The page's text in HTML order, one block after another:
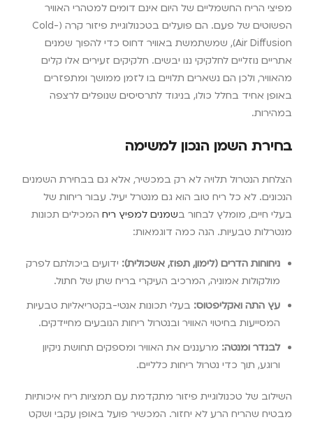
מפיצי הריח החשמליים של היום אינם דומים למטהרי האוויר
הפשוטים של פעם. הם פועלים בטכנולוגיית פיזור קרה (Cold-
Air Diffusion), שמשתמשת באוויר דחוס כדי להפוך שמנים
אתריים נוזליים לחלקיקי ננו יבשים. חלקיקים זעירים אלו קלים
מהאוויר, ולכן הם נשארים תלויים בו לזמן ממושך ומתפזרים
באופן אחיד בחלל כולו, בניגוד לתרסיסים שנופלים לרצפה
במהירות.
בחירת השמן הנכון למשימה
הצלחת הנטרול תלויה לא רק במכשיר, אלא גם בבחירת השמנים
הנכונים. לא כל ריח טוב הוא גם מנטרל יעיל. עבור ריחות של
בעלי חיים, מומלץ לבחור בשמנים למפיץ ריח המכילים תכונות
מנטרלות טבעיות. הנה כמה דוגמאות:
ניחוחות הדרים (לימון, תפוז, אשכולית): ידועים ביכולתם לפרק
מולקולות אמוניה, המרכיב העיקרי בריח שתן של חתול.
עץ התה ואקליפטוס: בעלי תכונות אנטי-בקטריאליות טבעיות
המסייעות בחיטוי האוויר ובנטרול ריחות הנובעים מחיידקים.
לבנדר ומנטה: מרעננים את האוויר ומספקים תחושת ניקיון
ורוגע, תוך כדי נטרול ריחות כלליים.
השילוב של טכנולוגיית פיזור מתקדמת עם תמציות ריח איכותיות
מבטיח שהריח הרע לא יחזור. המכשיר פועל באופן עקבי ושקט